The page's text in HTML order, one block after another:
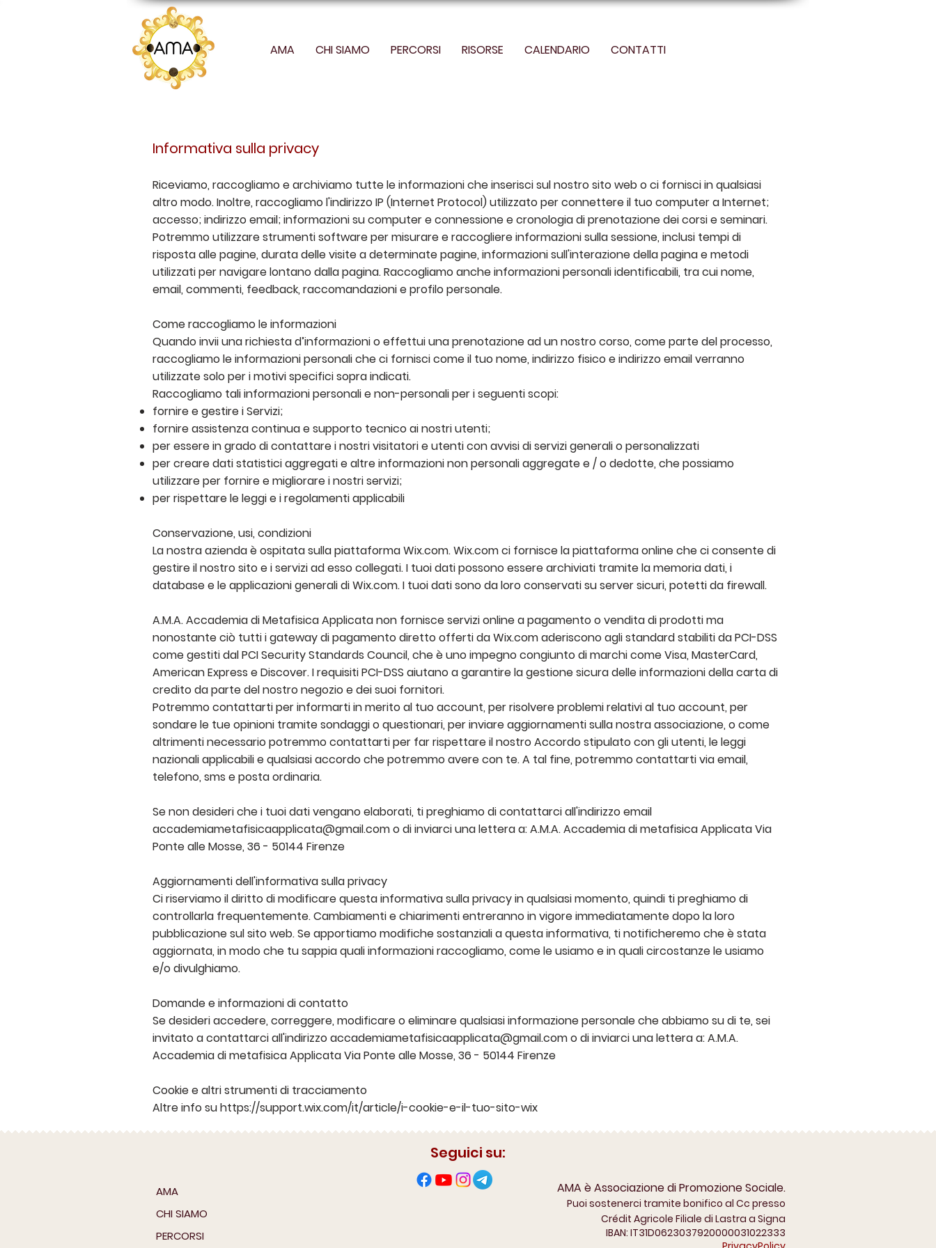
AMA CHI SIAMO PERCORSI RISORSE CALENDARIO CONTATTI
Informativa sulla privacy
Riceviamo, raccogliamo e archiviamo tutte le informazioni che inserisci sul nostro sito web o ci fornisci in qualsiasi
altro modo. Inoltre, raccogliamo l'indirizzo IP (Internet Protocol) utilizzato per connettere il tuo computer a Internet;
accesso; indirizzo email; informazioni su computer e connessione e cronologia di prenotazione dei corsi e seminari.
Potremmo utilizzare strumenti software per misurare e raccogliere informazioni sulla sessione, inclusi tempi di
risposta alle pagine, durata delle visite a determinate pagine, informazioni sull'interazione della pagina e metodi
utilizzati per navigare lontano dalla pagina. Raccogliamo anche informazioni personali identificabili, tra cui nome,
email, commenti, feedback, raccomandazioni e profilo personale.
Come raccogliamo le informazioni
Quando invii una richiesta d’informazioni o effettui una prenotazione ad un nostro corso, come parte del processo,
raccogliamo le informazioni personali che ci fornisci come il tuo nome, indirizzo fisico e indirizzo email verranno
utilizzate solo per i motivi specifici sopra indicati.
Raccogliamo tali informazioni personali e non-personali per i seguenti scopi:
fornire e gestire i Servizi;
fornire assistenza continua e supporto tecnico ai nostri utenti;
per essere in grado di contattare i nostri visitatori e utenti con avvisi di servizi generali o personalizzati
per creare dati statistici aggregati e altre informazioni non personali aggregate e / o dedotte, che possiamo
utilizzare per fornire e migliorare i nostri servizi;
per rispettare le leggi e i regolamenti applicabili
Conservazione, usi, condizioni
La nostra azienda è ospitata sulla piattaforma Wix.com. Wix.com ci fornisce la piattaforma online che ci consente di
gestire il nostro sito e i servizi ad esso collegati. I tuoi dati possono essere archiviati tramite la memoria dati, i
database e le applicazioni generali di Wix.com. I tuoi dati sono da loro conservati su server sicuri, potetti da firewall.
A.M.A. Accademia di Metafisica Applicata non fornisce servizi online a pagamento o vendita di prodotti ma
nonostante ciò tutti i gateway di pagamento diretto offerti da Wix.com aderiscono agli standard stabiliti da PCI-DSS
come gestiti dal PCI Security Standards Council, che è uno impegno congiunto di marchi come Visa, MasterCard,
American Express e Discover. I requisiti PCI-DSS aiutano a garantire la gestione sicura delle informazioni della carta di
credito da parte del nostro negozio e dei suoi fornitori.
Potremmo contattarti per informarti in merito al tuo account, per risolvere problemi relativi al tuo account, per
sondare le tue opinioni tramite sondaggi o questionari, per inviare aggiornamenti sulla nostra associazione, o come
altrimenti necessario potremmo contattarti per far rispettare il nostro Accordo stipulato con gli utenti, le leggi
nazionali applicabili e qualsiasi accordo che potremmo avere con te. A tal fine, potremmo contattarti via email,
telefono, sms e posta ordinaria.
Se non desideri che i tuoi dati vengano elaborati, ti preghiamo di contattarci all'indirizzo email
accademiametafisicaapplicata@gmail.como di inviarci una lettera a: A.M.A. Accademia di metafisica Applicata Via
Ponte alle Mosse, 36 - 50144 Firenze
Aggiornamenti dell'informativa sulla privacy
Ci riserviamo il diritto di modificare questa informativa sulla privacy in qualsiasi momento, quindi ti preghiamo di
controllarla frequentemente. Cambiamenti e chiarimenti entreranno in vigore immediatamente dopo la loro
pubblicazione sul sito web. Se apportiamo modifiche sostanziali a questa informativa, ti notificheremo che è stata
aggiornata, in modo che tu sappia quali informazioni raccogliamo, come le usiamo e in quali circostanze le usiamo
e/o divulghiamo.
Domande e informazioni di contatto
Se desideri accedere, correggere, modificare o eliminare qualsiasi informazione personale che abbiamo su di te, sei
invitato a contattarci all'indirizzoaccademiametafisicaapplicata@gmail.como di inviarci una lettera a: A.M.A.
Accademia di metafisica Applicata Via Ponte alle Mosse, 36 - 50144 Firenze
Cookie e altri strumenti di tracciamento
Altre info suhttps://support.wix.com/it/article/i-cookie-e-il-tuo-sito-wix
Seguici su:
AMA
CHI SIAMO
PERCORSI
AMA è Associazione di Promozione Sociale.
Puoi sostenerci tramite bonifico al Cc presso
Crédit Agricole Filiale di Lastra a Signa
IBAN: IT31D0623037920000031022333